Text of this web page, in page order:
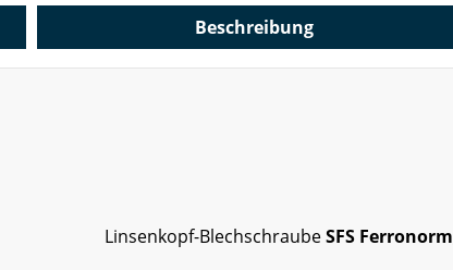
Beschreibung
Linsenkopf-BlechschraubeSFS Ferronorm